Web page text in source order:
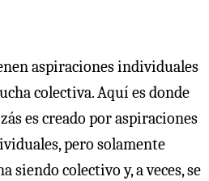
aspiraciones individuales
colectiva. Aquí es donde
es creado por aspiraciones
pero solamente
siendo colectivo y, a veces, se